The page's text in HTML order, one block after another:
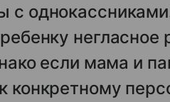
негласное
если мама и
конкретному